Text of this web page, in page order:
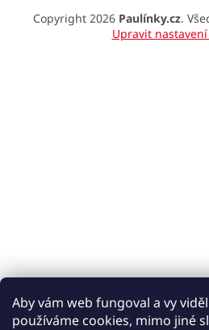
Aby vám web fungoval a vy
používáme cookies, mimo jiné
Copyright 2026 Paulínky.cz.
Upravit nastavení